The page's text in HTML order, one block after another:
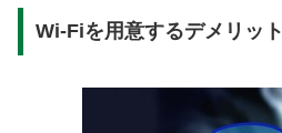
Wi-Fiを用意するデメリット